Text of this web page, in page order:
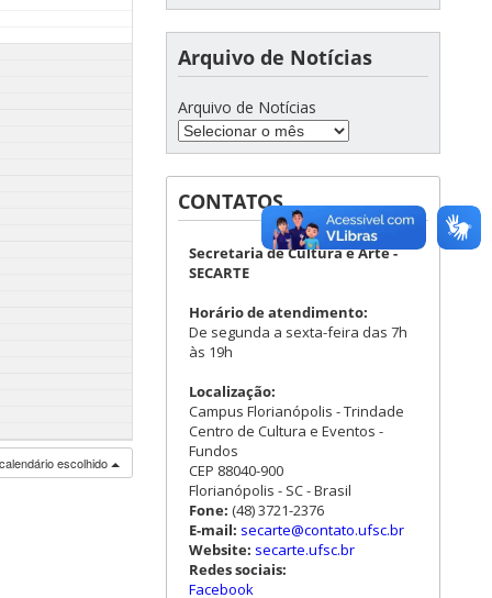
escolhido
Arquivo de Notícias
Arquivo de Notícias
CONTATOS
Secretaria de Cultura e Arte -
SECARTE
Horário de atendimento:
De segunda a sexta-feira das 7h
às 19h
Localização:
Campus Florianópolis - Trindade
Centro de Cultura e Eventos -
Fundos
CEP 88040-900
Florianópolis - SC - Brasil
Fone: (48) 3721-2376
E-mail: secarte@contato.ufsc.br
Website: secarte.ufsc.br
Redes sociais:
Facebook